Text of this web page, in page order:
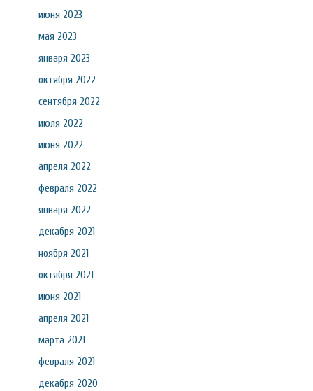
июня 2023
мая 2023
января 2023
октября 2022
сентября 2022
июля 2022
июня 2022
апреля 2022
февраля 2022
января 2022
декабря 2021
ноября 2021
октября 2021
июня 2021
апреля 2021
марта 2021
февраля 2021
декабря 2020